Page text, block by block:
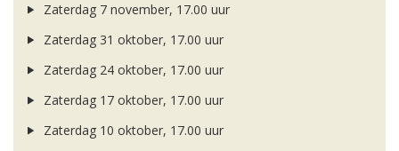
Zaterdag 7 november, 17.00 uur
Zaterdag 31 oktober, 17.00 uur
Zaterdag 24 oktober, 17.00 uur
Zaterdag 17 oktober, 17.00 uur
Zaterdag 10 oktober, 17.00 uur